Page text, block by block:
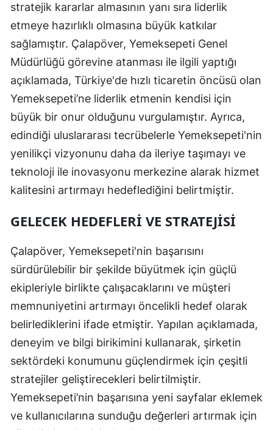
stratejik kararlar almasının yanı sıra liderlik
etmeye hazırlıklı olmasına büyük katkılar
sağlamıştır. Çalapöver, Yemeksepeti Genel
Müdürlüğü görevine atanması ile ilgili yaptığı
açıklamada, Türkiye'de hızlı ticaretin öncüsü olan
Yemeksepeti’ne liderlik etmenin kendisi için
büyük bir onur olduğunu vurgulamıştır. Ayrıca,
edindiği uluslararası tecrübelerle Yemeksepeti'nin
yenilikçi vizyonunu daha da ileriye taşımayı ve
teknoloji ile inovasyonu merkezine alarak hizmet
kalitesini artırmayı hedeflediğini belirtmiştir.
GELECEK HEDEFLERI VE STRATEJISI
Çalapöver, Yemeksepeti'nin başarısını
sürdürülebilir bir şekilde büyütmek için güçlü
ekipleriyle birlikte çalışacaklarını ve müşteri
memnuniyetini artırmayı öncelikli hedef olarak
belirlediklerini ifade etmiştir. Yapılan açıklamada,
deneyim ve bilgi birikimini kullanarak, şirketin
sektördeki konumunu güçlendirmek için çeşitli
stratejiler geliştirecekleri belirtilmiştir.
Yemeksepeti’nin başarısına yeni sayfalar eklemek
ve kullanıcılarına sunduğu değerleri artırmak için